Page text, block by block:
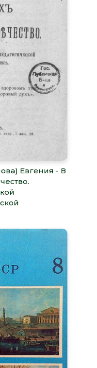
Евгения - В